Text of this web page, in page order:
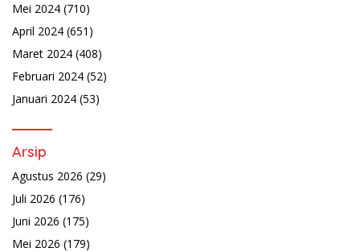
Mei 2024 (710)
April 2024 (651)
Maret 2024 (408)
Februari 2024 (52)
Januari 2024 (53)
Arsip
Agustus 2026 (29)
Juli 2026 (176)
Juni 2026 (175)
Mei 2026 (179)